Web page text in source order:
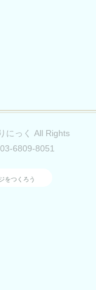
にっく All Rights
6809-8051
をつくろう